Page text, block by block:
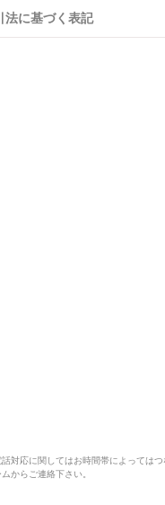
法に基づく表記
応に関してはお時間帯によっては
からご連絡下さい。